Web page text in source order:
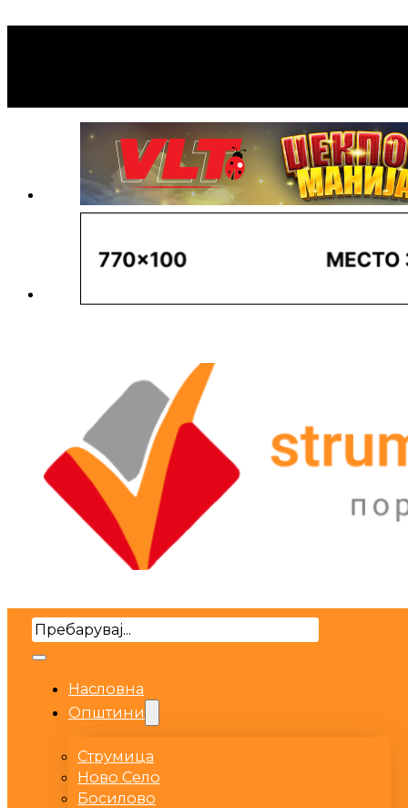
Search
Насловна
Општини
Струмица
Ново Село
Босилово